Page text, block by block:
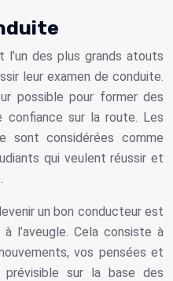
des plus grands atouts
leur examen de conduite.
possible pour former des
sur la route. Les
sont considérées comme
qui veulent réussir et
un bon conducteur est
l’aveugle. Cela consiste à
vos pensées et
prévisible sur la base des